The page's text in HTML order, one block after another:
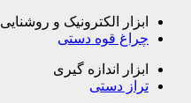
ابزار الکترونیک و روشنایی
چراغ قوه دستی
ابزار اندازه گیری
تراز دستی